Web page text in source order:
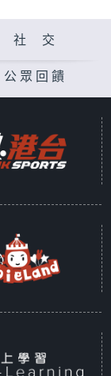
社 交
公眾回饋